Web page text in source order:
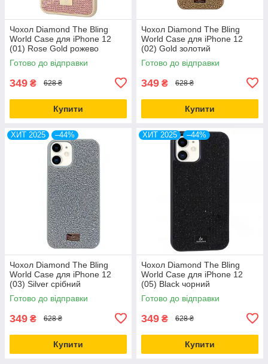
Чохол Diamond The Bling
World Case для iPhone 12
(01) Rose Gold рожево
золотий
Готово до відправки
349 ₴ 628 ₴
Купити
Чохол Diamond The Bling
World Case для iPhone 12
(02) Gold золотий
Готово до відправки
349 ₴ 628 ₴
Купити
ХИТ 2025 –44%
Чохол Diamond The Bling
World Case для iPhone 12
(03) Silver срібний
Готово до відправки
349 ₴ 628 ₴
Купити
ХИТ 2025 –44%
Чохол Diamond The Bling
World Case для iPhone 12
(05) Black чорний
Готово до відправки
349 ₴ 628 ₴
Купити